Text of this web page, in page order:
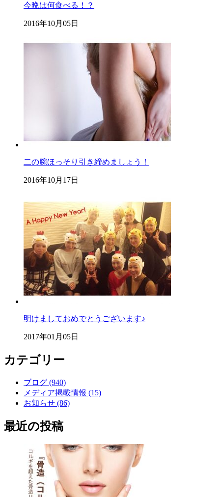
今晩は何食べる！？
2016年10月05日
二の腕ほっそり引き締めましょう！
2016年10月17日
明けましておめでとうございます♪
2017年01月05日
カテゴリー
ブログ (940)
メディア掲載情報 (15)
お知らせ (86)
最近の投稿